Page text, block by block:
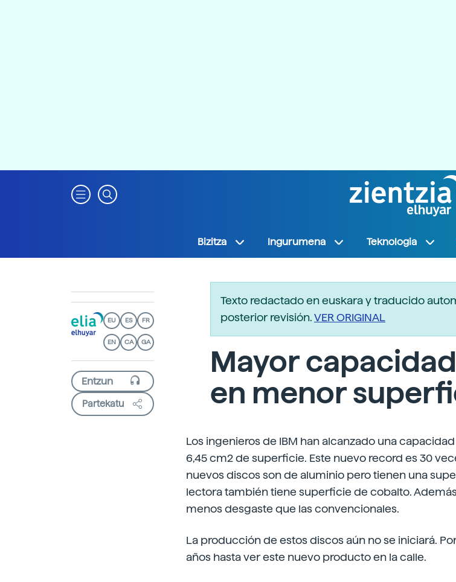
Bizitza Ingurumena Teknologia
EU ES FR
EN CA GA
Partekatu
Texto redactado en euskara y traducido
posterior revisión.VER ORIGINAL
Mayor
en menor
Los ingenieros de IBM han alcanzado una
6,45 cm2 de superficie. Este nuevo record es 30
nuevos discos son de aluminio pero tienen una
lectora también tiene superficie de cobalto.
menos desgaste que las convencionales.
La producción de estos discos aún no se iniciará.
años hasta ver este nuevo producto en la calle.